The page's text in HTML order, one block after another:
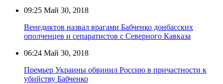
09:25 Май 30, 2018
Венедиктов назвал врагами Бабченко донбасских
ополченцев и сепаратистов с Северного Кавказа
06:24 Май 30, 2018
Премьер Украины обвинил Россию в причастности к
убийству Бабченко